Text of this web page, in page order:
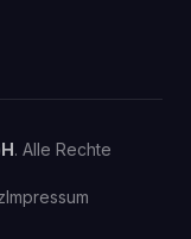
. Alle Rechte
Impressum